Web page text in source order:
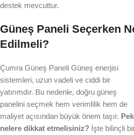
destek mevcuttur.
Güneş Paneli Seçerken
Edilmeli?
Çumra Güneş Paneli Güneş enerjisi
sistemleri, uzun vadeli ve ciddi bir
yatırımdır. Bu nedenle, doğru güneş
panelini seçmek hem verimlilik hem de
maliyet açısından büyük önem taşır.
nelere dikkat etmelisiniz? İşte bilinçli